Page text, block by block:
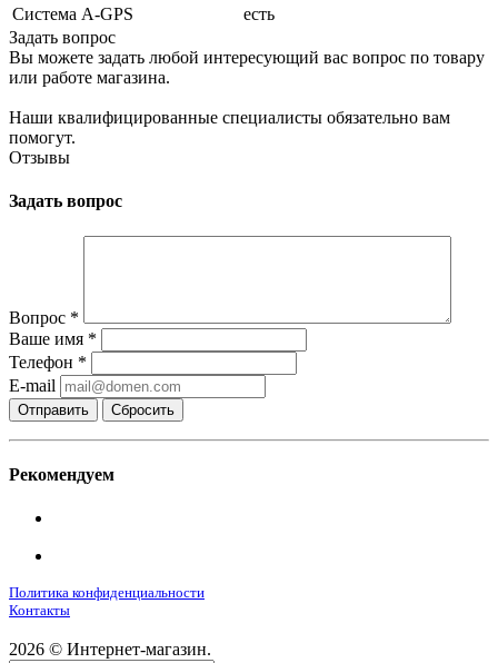
Cистема A-GPS
есть
Задать вопрос
Вы можете задать любой интересующий вас вопрос по товару
или работе магазина.
Наши квалифицированные специалисты обязательно вам
помогут.
Отзывы
Задать вопрос
Вопрос *
Ваше имя *
Телефон *
E-mail
Сбросить
Рекомендуем
Политика конфиденциальности
Контакты
2026 © Интернет-магазин.